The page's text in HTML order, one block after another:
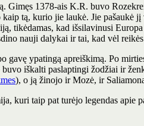
Gimęs 1378-ais K.R. buvo
tą, kurio jie laukė. Jie pašaukė
tikėdamas, kad išsilavinusi
nauji dalykai ir tai, kad vėl
ypatingą apreiškimą. Po
iškalti paslaptingi žodžiai ir
), o ją žinojo ir Mozė, ir
kuri taip pat turėjo legendas apie